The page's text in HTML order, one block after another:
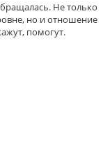
Не только
но и отношение
помогут.